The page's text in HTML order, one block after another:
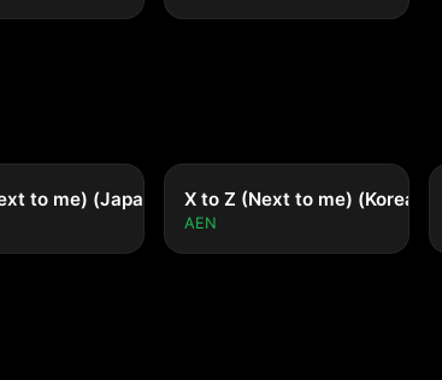
to me) (Japanese ver.)X to Z (Next to me) (Korean
AEN